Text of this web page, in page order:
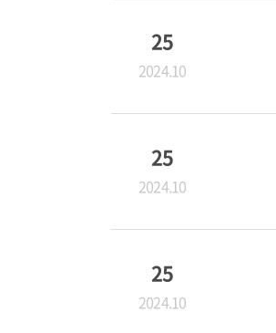
25
2024.10
25
2024.10
25
2024.10